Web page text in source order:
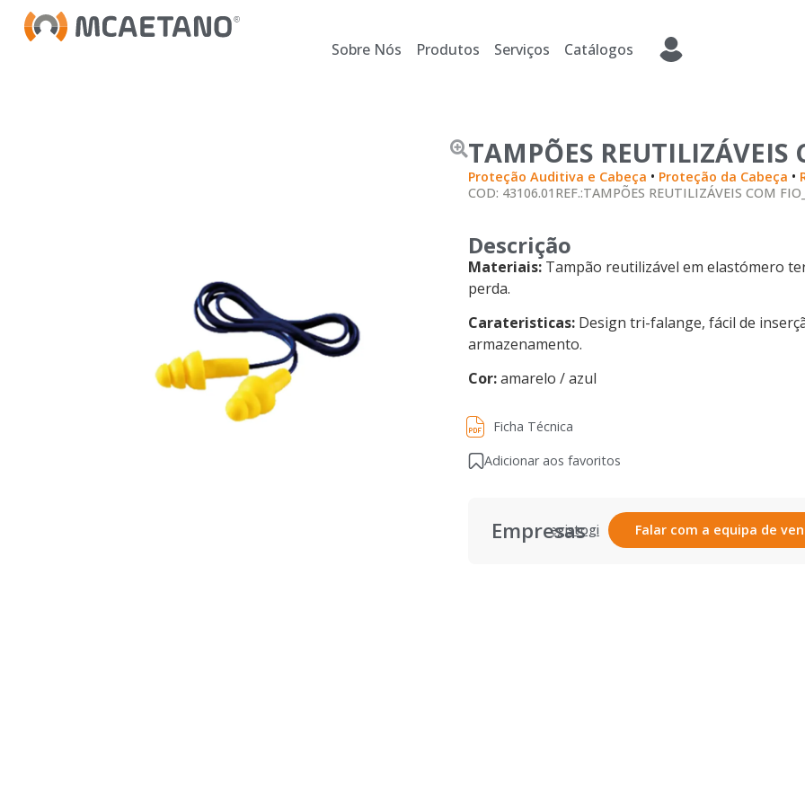
Sobre Nós Produtos Serviços Catálogos
TAMPÕES REUTILIZÁVEIS
Proteção Auditiva e Cabeça • Proteção da Cabeça •
COD: 43106.01 REF.:TAMPÕES REUTILIZÁVEIS COM
Descrição
Materiais:Tampão reutilizável em elastómero
perda.
Carateristicas:Design tri-falange, fácil de
armazenamento.
Cor:amarelo / azul
Ficha Técnica
Adicionar aos favoritos
Empresas
Registar
Login Falar com a equipa de